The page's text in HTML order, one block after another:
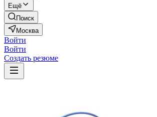
Ещё
Поиск
Москва
Войти
Войти
Создать резюме